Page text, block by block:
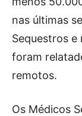
nas últimas
Sequestros
foram
remotos.
Os Médicos